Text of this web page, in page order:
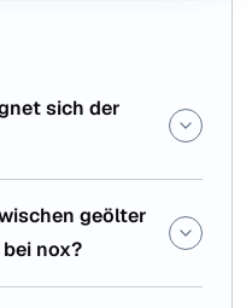
sich der
geölter
nox?